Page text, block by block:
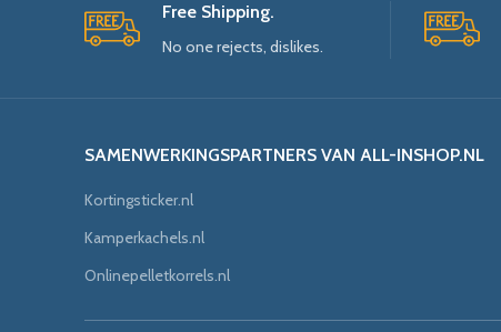
Free Shipping.
No one rejects, dislikes.
SAMENWERKINGSPARTNERS VAN ALL-INSHOP.NL
Kortingsticker.nl
Kamperkachels.nl
Onlinepelletkorrels.nl